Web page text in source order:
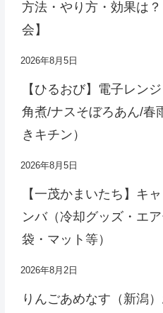
方法・やり方・効果は
会】
2026年8月5日
【ひるおび】電子レン
角煮/ナスそぼろあん/春
きキチン）
2026年8月5日
【一茂かまいたち】キ
ンバ（冷却グッズ・エ
袋・マット等）
2026年8月2日
りんごあめなす（新潟